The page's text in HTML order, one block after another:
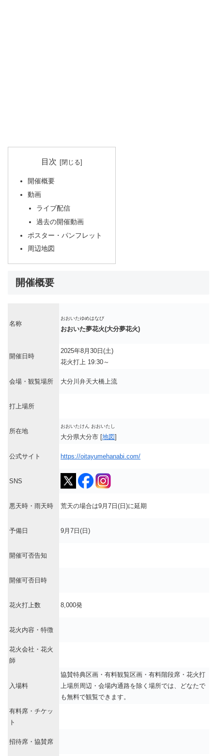
目次
開催概要
動画
ライブ配信
過去の開催動画
ポスター・パンフレット
周辺地図
開催概要
名称
おおいたゆめはなび
おおいた夢花火(大分夢花火)
開催日時
2025年8月30日(土)
花火打上 19:30～
会場・観覧場所 大分川弁天大橋上流
打上場所
所在地
おおいたけん おおいたし
大分県大分市 [地図]
公式サイト https://oitayumehanabi.com/
SNS
悪天時・雨天時 荒天の場合は9月7日(日)に延期
予備日 9月7日(日)
開催可否告知
開催可否日時
花火打上数 8,000発
花火内容・特徴
花火会社・花火
師
入場料
協賛特典区画・有料観覧区画・有料階段席・花火打
上場所周辺・会場内通路を除く場所では、どなたで
も無料で観覧できます。
有料席・チケッ
ト
招待席・協賛席